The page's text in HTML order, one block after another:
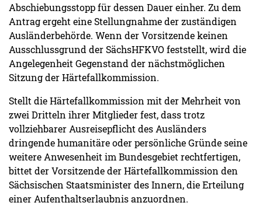
Abschiebungsstopp für dessen Dauer einher. Zu dem
Antrag ergeht eine Stellungnahme der zuständigen
Ausländerbehörde. Wenn der Vorsitzende keinen
Ausschlussgrund der SächsHFKVO feststellt, wird die
Angelegenheit Gegenstand der nächstmöglichen
Sitzung der Härtefallkommission.
Stellt die Härtefallkommission mit der Mehrheit von
zwei Dritteln ihrer Mitglieder fest, dass trotz
vollziehbarer Ausreisepflicht des Ausländers
dringende humanitäre oder persönliche Gründe seine
weitere Anwesenheit im Bundesgebiet rechtfertigen,
bittet der Vorsitzende der Härtefallkommission den
Sächsischen Staatsminister des Innern, die Erteilung
einer Aufenthaltserlaubnis anzuordnen.